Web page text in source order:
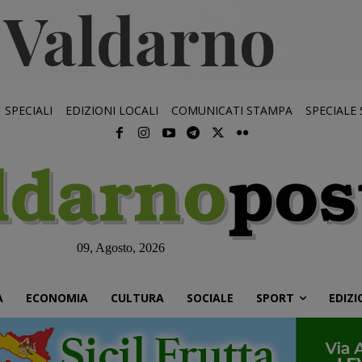
SPECIALI EDIZIONI LOCALI COMUNICATI STAMPA SPECIALE
09, Agosto, 2026
ECONOMIA CULTURA SOCIALE SPORT